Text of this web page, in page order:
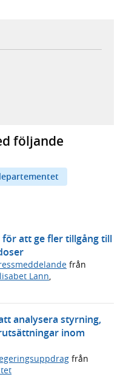
extern webbplats,
webbplats,
extern webbplats,
följande
att ge fler tillgång till
från
Lann,
analysera styrning,
inom
från